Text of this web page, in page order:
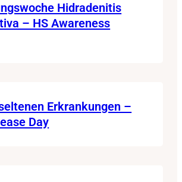
Hidradenitis
– HS Awareness
Erkrankungen –
Day